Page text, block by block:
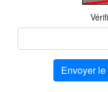
Envoyer